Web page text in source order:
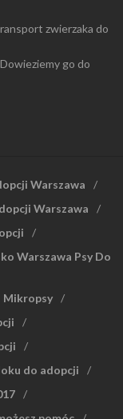
zwierzaka do
go do
Warszawa
Warszawa
Warszawa Psy Do
Mikropsy
do adopcji